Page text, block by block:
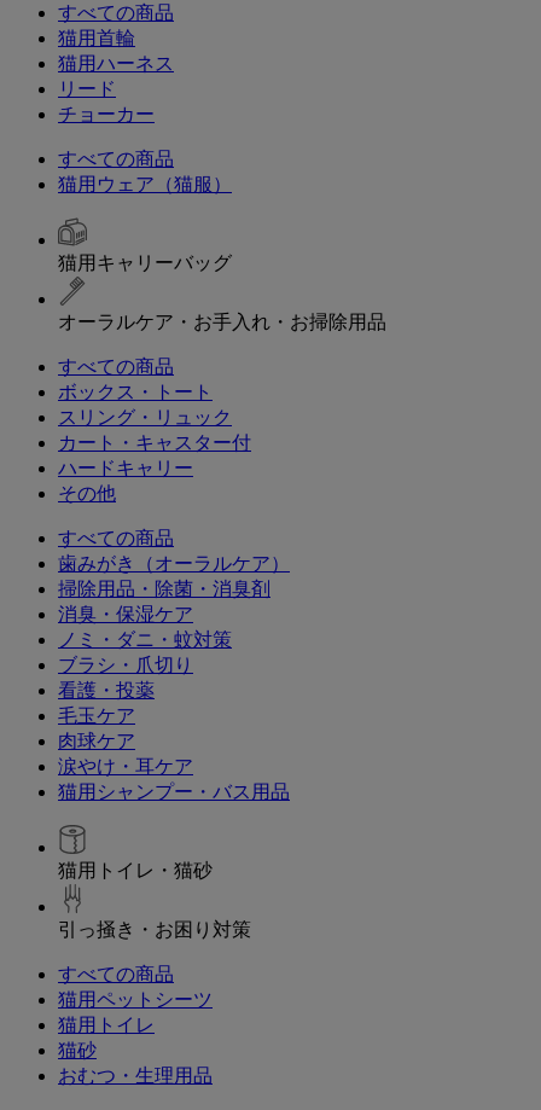
すべての商品
猫用首輪
猫用ハーネス
リード
チョーカー
すべての商品
猫用ウェア（猫服）
猫用キャリーバッグ
オーラルケア・お手入れ・お掃除用品
すべての商品
ボックス・トート
スリング・リュック
カート・キャスター付
ハードキャリー
その他
すべての商品
歯みがき（オーラルケア）
掃除用品・除菌・消臭剤
消臭・保湿ケア
ノミ・ダニ・蚊対策
ブラシ・爪切り
看護・投薬
毛玉ケア
肉球ケア
涙やけ・耳ケア
猫用シャンプー・バス用品
猫用トイレ・猫砂
引っ掻き・お困り対策
すべての商品
猫用ペットシーツ
猫用トイレ
猫砂
おむつ・生理用品